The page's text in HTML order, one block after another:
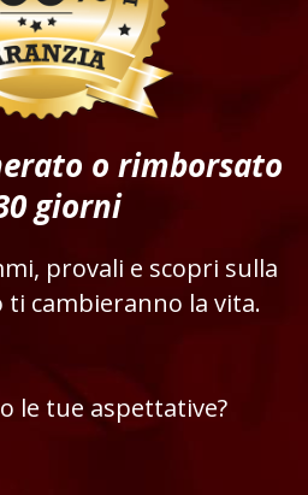
o rimborsato
giorni
provali e scopri sulla
cambieranno la vita.
le tue aspettative?